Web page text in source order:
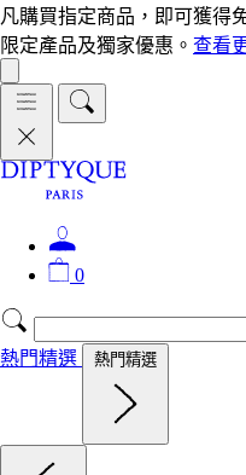
凡購買指定商品，即可獲得
限定產品及獨家優惠。 查看
0
熱門精選 熱門精選